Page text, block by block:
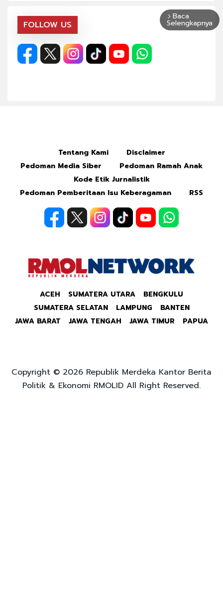
FOLLOW US
arrow_forward_ios Baca
Selengkapnya
Tentang Kami
Disclaimer
Pedoman Media Siber
Pedoman Ramah Anak
Kode Etik Jurnalistik
Pedoman Pemberitaan Isu Keberagaman
RSS
ACEH SUMATERA UTARA
BENGKULU
SUMATERA SELATAN
LAMPUNG
BANTEN
JAWA BARAT
JAWA TENGAH JAWA TIMUR PAPUA
Copyright © 2026 Republik Merdeka Kantor Berita
Politik & Ekonomi RMOLID All Right Reserved.